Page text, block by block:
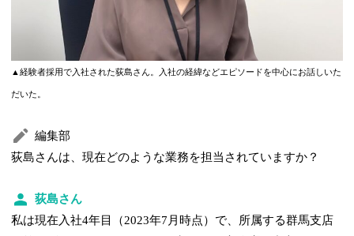
▲経験者採用で入社された荻島さん。入社の経緯などエピソードを中心にお話しいた
だいた。
編集部
荻島さんは、現在どのような業務を担当されていますか？
荻島さん
私は現在入社4年目（2023年7月時点）で、所属する群馬支店